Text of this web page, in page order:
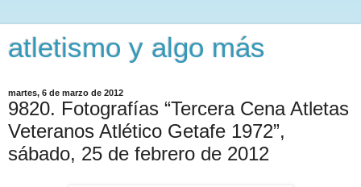
atletismo y algo más
martes, 6 de marzo de 2012
9820. Fotografías “Tercera Cena Atletas
Veteranos Atlético Getafe 1972”,
sábado, 25 de febrero de 2012